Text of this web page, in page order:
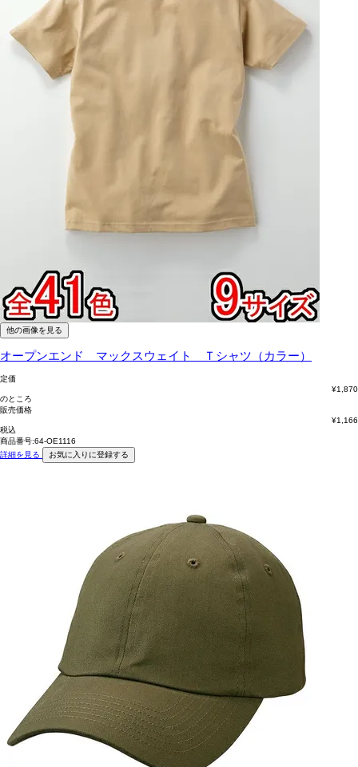
他の画像を見る
オープンエンド マックスウェイト Ｔシャツ（カラー）
定価
¥1,870
のところ
販売価格
¥1,166
税込
商品番号:64-OE1116
詳細を見る
お気に入りに登録する